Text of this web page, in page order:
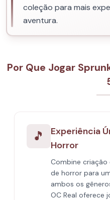
coleção para mais
aventura.
Por Que Jogar
🎵
Experiência
Horror
Combine
de horror para
ambos os
OC Real oferece